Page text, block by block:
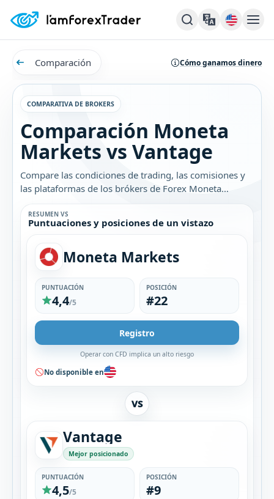
Comparación Cómo ganamos dinero
COMPARATIVA DE BROKERS
Comparación Moneta
Markets vs Vantage
Compare las condiciones de trading, las comisiones y
las plataformas de los brókers de Forex Moneta
Markets y Vantage. Descubra cuál es el mejor bróker
para usted.
RESUMEN VS
Puntuaciones y posiciones de un vistazo
Moneta Markets
PUNTUACIÓN
4,4/5
POSICIÓN
#22
Registro
Operar con CFD implica un alto riesgo
No disponible en
VS
Vantage
Mejor posicionado
PUNTUACIÓN
4,5/5
POSICIÓN
#9